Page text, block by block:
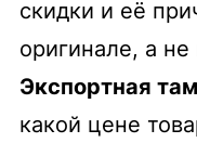
скидки и её
оригинале, а
Экспортная
какой цене